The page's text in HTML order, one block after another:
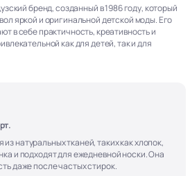
бренд, созданный в 1986 году, который
яркой и оригинальной детской моды. Его
в себе практичность, креативность и
как для детей, так и для
натуральных тканей, таких как хлопок,
и подходят для ежедневной носки. Она
даже после частых стирок.